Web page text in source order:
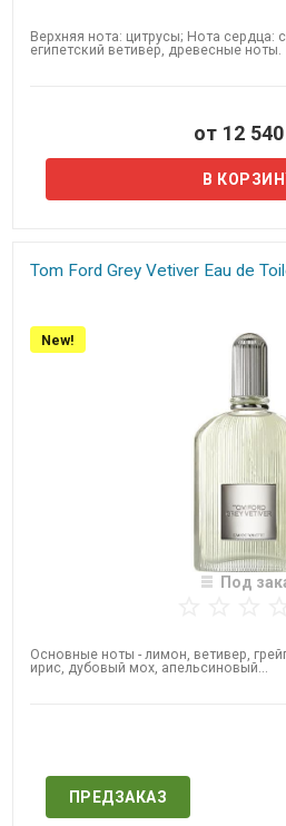
Верхняя нота: цитрусы; Нота сердца:
египетский ветивер, древесные ноты.
от 12 540
Tom Ford Grey Vetiver Eau de
New!
Под
Основные ноты - лимон, ветивер,
ирис, дубовый мох, апельсиновый...
ПРЕДЗАКАЗ